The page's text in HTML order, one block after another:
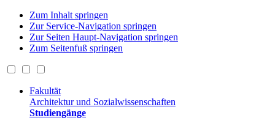
Zum Inhalt springen
Zur Service-Navigation springen
Zur Seiten Haupt-Navigation springen
Zum Seitenfuß springen
Fakultät
Architektur und Sozialwissenschaften
Studiengänge